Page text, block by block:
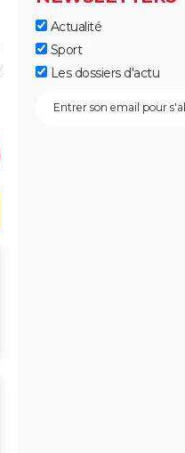
Actualité
Sport
Les dossiers d'actu